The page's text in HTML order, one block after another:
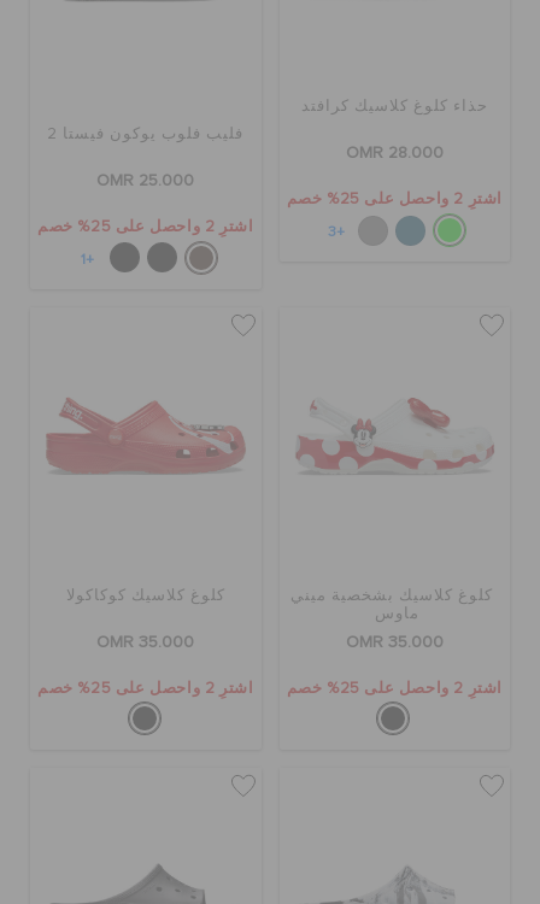
حذاء كلوغ كلاسيك كرافتد
OMR 28.000
اشترِ 2 واحصل على 25% خصم
+3
فليب فلوب يوكون فيستا 2
OMR 25.000
اشترِ 2 واحصل على 25% خصم
+1
كلوغ كلاسيك بشخصية ميني
ماوس
OMR 35.000
اشترِ 2 واحصل على 25% خصم
كلوغ كلاسيك كوكاكولا
OMR 35.000
اشترِ 2 واحصل على 25% خصم